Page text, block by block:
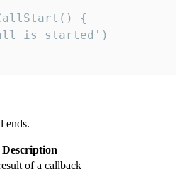
{
is started')
ends.
Description
of a callback